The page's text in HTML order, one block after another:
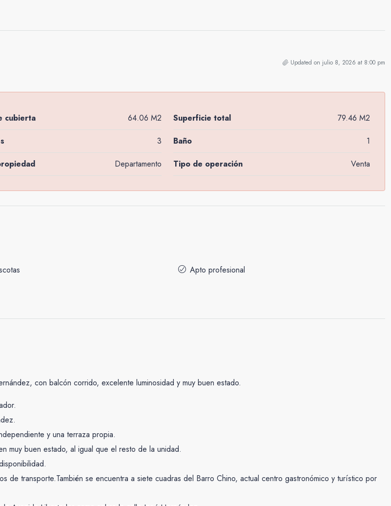
Updated on julio 8, 2026 at 8:00 pm
cubierta 64.06 M2 Superficie total 79.46 M2
3 Baño 1
Departamento Tipo de operación Venta
Apto profesional
con balcón corrido, excelente luminosidad y muy buen estado.
y una terraza propia.
muy buen estado, al igual que el resto de la unidad.
de transporte.También se encuentra a siete cuadras del Barro Chino, actual centro gastronómico y turístico por